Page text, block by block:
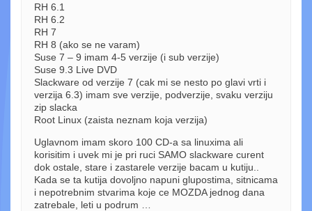
RH 6.1
RH 6.2
RH 7
RH 8 (ako se ne varam)
Suse 7 – 9 imam 4-5 verzije (i sub verzije)
Suse 9.3 Live DVD
Slackware od verzije 7 (cak mi se nesto po glavi vrti i
verzija 6.3) imam sve verzije, podverzije, svaku verziju
zip slacka
Root Linux (zaista neznam koja verzija)
Uglavnom imam skoro 100 CD-a sa linuxima ali
korisitim i uvek mi je pri ruci SAMO slackware curent
dok ostale, stare i zastarele verzije bacam u kutiju..
Kada se ta kutija dovoljno napuni glupostima, sitnicama
i nepotrebnim stvarima koje ce MOZDA jednog dana
zatrebale, leti u podrum …